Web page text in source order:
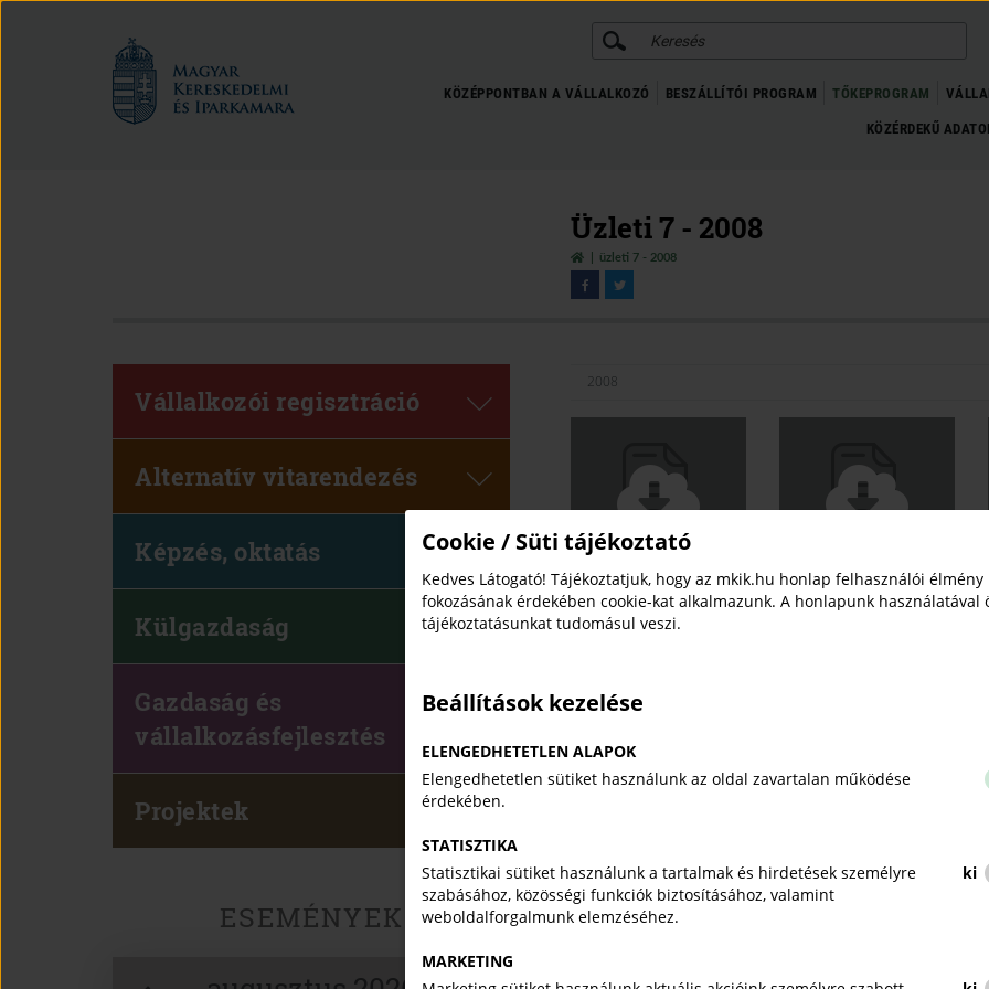
Magyar
Kereskedelmi
és
Iparkamara
KERESÉS
KÖZÉPPONTBAN A VÁLLALKOZÓ BESZÁLLÍTÓI PROGRAM TŐKEPROGRAM
KÖZÉRDEKŰ
Üzleti 7 - 2008
üzleti 7 - 2008
Vállalkozói regisztráció
Alternatív vitarendezés
Képzés, oktatás
Külgazdaság
Gazdaság és
vállalkozásfejlesztés
Projektek
ESEMÉNYEK
2008
Uzleti7 2008 dec lores Uzleti7_200809
Cookie / Süti tájékoztató
Kedves Látogató! Tájékoztatjuk, hogy az mkik.hu honlap felhasználói élmény
fokozásának érdekében cookie-kat alkalmazunk. A honlapunk használatával
tájékoztatásunkat tudomásul veszi.
Beállítások kezelése
ELENGEDHETETLEN ALAPOK
Elengedhetetlen sütiket használunk az oldal zavartalan működése
érdekében.
STATISZTIKA
Statisztikai sütiket használunk a tartalmak és hirdetések személyre
szabásához, közösségi funkciók biztosításához, valamint
weboldalforgalmunk elemzéséhez.
ki
MARKETING